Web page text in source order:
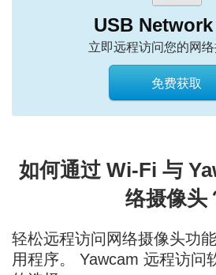
USB
立即远程访问您的网络
免费获取
如何通过 Wi-Fi 与
络摄像头
轻松远程访问网络摄像头功
用程序。 Yawcam 远程访问